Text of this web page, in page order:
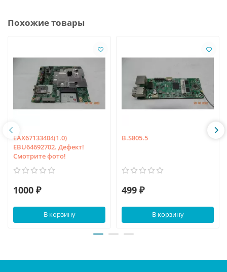
Похожие товары
EAX67133404(1.0)
EBU64692702. Дефект!
Смотрите фото!
1000 ₽
В корзину
B.S805.5
499 ₽
В корзину